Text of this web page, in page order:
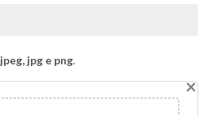
jpeg, jpg e png.
×